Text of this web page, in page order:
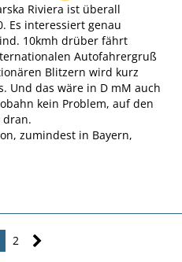
Riviera ist überall
Es interessiert genau
10kmh drüber fährt
Autofahrergruß
Blitzern wird kurz
Und das wäre in D mM auch
kein Problem, auf den
dran.
zumindest in Bayern,
2